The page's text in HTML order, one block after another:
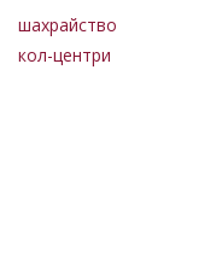
шахрайство
кол-центри